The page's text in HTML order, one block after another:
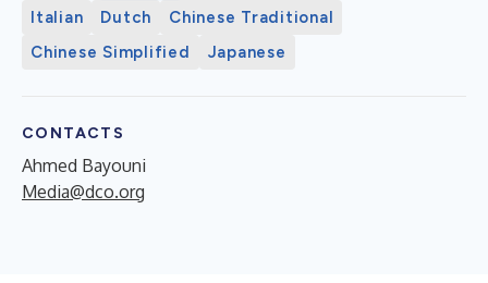
Italian
Dutch
Chinese Traditional
Chinese Simplified
Japanese
CONTACTS
Ahmed Bayouni
Media@dco.org